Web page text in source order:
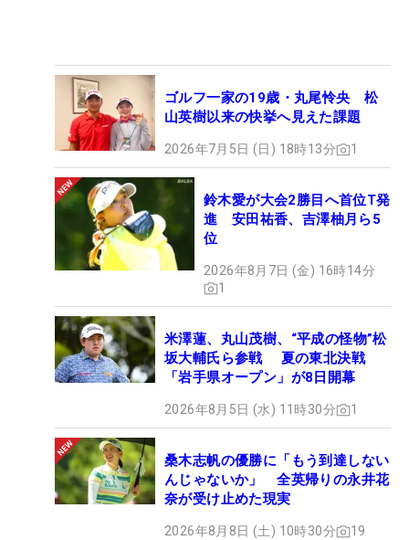
ゴルフ一家の19歳・丸尾怜央 松
山英樹以来の快挙へ見えた課題
2026年7月5日 (日) 18時13分 1
鈴木愛が大会2勝目へ首位T発
進 安田祐香、吉澤柚月ら5
位
2026年8月7日 (金) 16時14分
1
米澤蓮、丸山茂樹、“平成の怪物”松
坂大輔氏ら参戦 夏の東北決戦
「岩手県オープン」が8日開幕
2026年8月5日 (水) 11時30分 1
桑木志帆の優勝に「もう到達しない
んじゃないか」 全英帰りの永井花
奈が受け止めた現実
2026年8月8日 (土) 10時30分 19